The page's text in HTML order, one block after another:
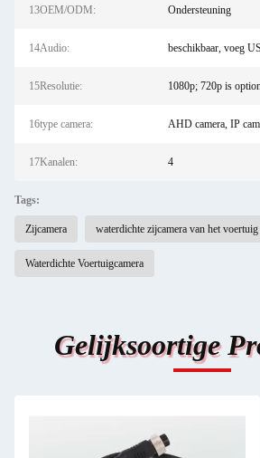
13OEM/ODM: Ondersteuning
14Audio: beschikbaar, voeg
15Resolutie: 1080p; 720p is
16type camera: AHD camera, IP
17Kanalen: 4
Tags:
Zijcamera waterdichte zijcamera van het voertuig
Waterdichte Voertuigcamera
Gelijksoortige